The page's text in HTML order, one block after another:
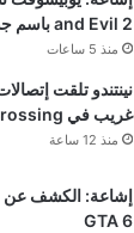
and Evil 2 باسم جديد في TGA 2026
منذ 5 ساعات
نينتندو تلقت
غريب في Animal Crossing
منذ 12 ساعة
إشاعة: الكشف عن
GTA 6